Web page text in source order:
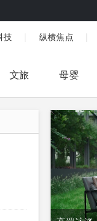
技 纵横焦点
文旅 母婴